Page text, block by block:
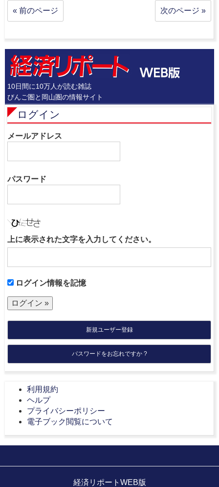
« 前のページ 次のページ »
10日間に10万人が読む雑誌
びんご圏と岡山圏の情報サイト
ログイン
メールアドレス
パスワード
上に表示された文字を入力してください。
ログイン情報を記憶
新規ユーザー登録
パスワードをお忘れですか ?
利用規約
ヘルプ
プライバシーポリシー
電子ブック閲覧について
経済リポートWEB版